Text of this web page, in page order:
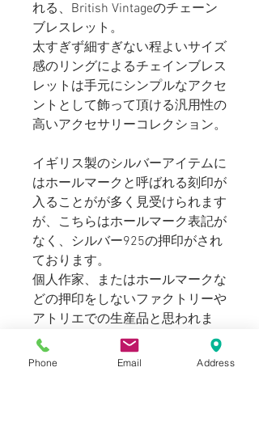
れる、British Vintageのチェーン
ブレスレット。
太すぎず細すぎない程よいサイズ
感のリングによるチェインブレス
レットは手元にシンプルなアクセ
ントとして飾って頂ける汎用性の
高いアクセサリーコレクション。
イギリス製のシルバーアイテムに
はホールマークと呼ばれる刻印が
入ることがが多く見受けられます
が、こちらはホールマーク表記が
なく、シルバー925の押印がされ
ております。
個人作家、またはホールマークな
どの押印をしないファクトリーや
アトリエでの生産品と思われま
す。
Phone Email Address